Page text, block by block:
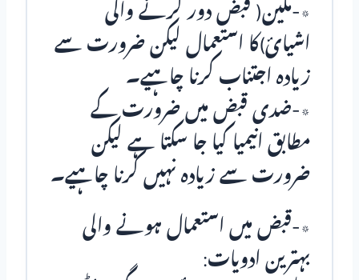
٭-ملین( قبض دور کرنے والی
اشیائ)کا استعمال لیکن ضرورت سے
زیادہ اجتناب کرنا چاہیے۔
٭-ضدی قبض میں ضرورت کے
مطابق انیمیا کیا جا سکتا ہے لیکن
ضرورت سے زیادہ نہیں کرنا چاہیے۔
٭-قبض میں استعمال ہونے والی
بہترین ادویات: